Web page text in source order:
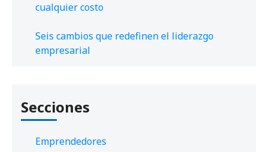
cualquier costo
Seis cambios que redefinen el liderazgo
empresarial
Secciones
Emprendedores